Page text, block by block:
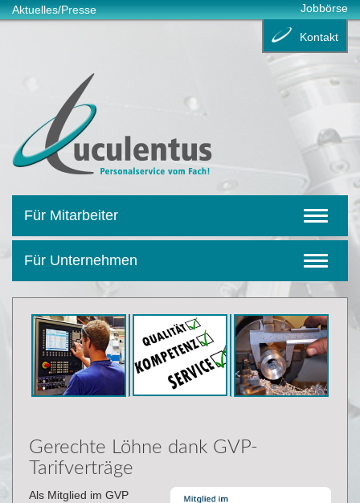
Aktuelles/Presse Jobbörse
Kontakt
Für Mitarbeiter
Für Unternehmen
Gerechte Löhne dank GVP-
Tarifverträge
Als Mitglied im GVP